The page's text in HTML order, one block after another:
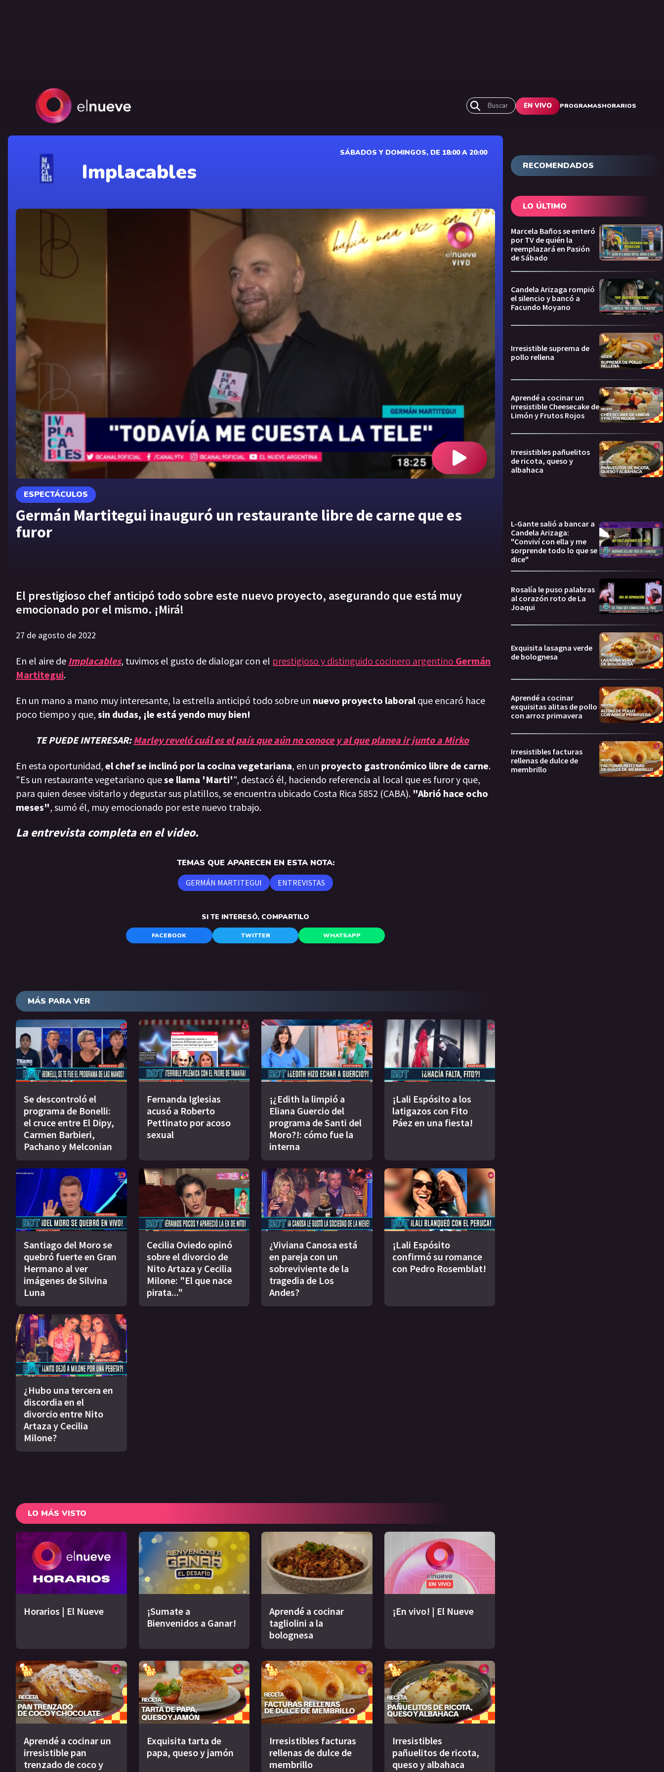
Buscar EN VIVO PROGRAMASHORARIOS
Implacables
SÁBADOS Y DOMINGOS, DE 18:00 A 20:00
ESPECTÁCULOS
Germán Martitegui inauguró un restaurante libre de carne que es
furor
El prestigioso chef anticipó todo sobre este nuevo proyecto, asegurando que está muy
emocionado por el mismo. ¡Mirá!
27 de agosto de 2022
En el aire de Implacables, tuvimos el gusto de dialogar con el prestigioso y distinguido cocinero argentino Germán
Martitegui.
En un mano a mano muy interesante, la estrella anticipó todo sobre un nuevo proyecto laboralque encaró hace
poco tiempo y que, sin dudas, ¡le está yendo muy bien!
TE PUEDE INTERESAR:Marley reveló cuál es el país que aún no conoce y al que planea ir junto a Mirko
En esta oportunidad, el chef se inclinó por la cocina vegetariana, en un proyecto gastronómico libre de carne.
"Es un restaurante vegetariano quese llama 'Marti'", destacó él, haciendo referencia al local que es furor y que,
para quien desee visitarlo y degustar sus platillos, se encuentra ubicado Costa Rica 5852 (CABA). "Abrió hace ocho
meses", sumó él, muy emocionado por este nuevo trabajo.
La entrevista completa en el video.
TEMAS QUE APARECEN EN ESTA NOTA:
GERMÁN MARTITEGUI ENTREVISTAS
SI TE INTERESÓ, COMPARTILO
FACEBOOK TWITTER WHATSAPP
MÁS PARA VER
Se descontroló el
programa de Bonelli:
el cruce entre El Dipy,
Carmen Barbieri,
Pachano y Melconian
Fernanda Iglesias
acusó a Roberto
Pettinato por acoso
sexual
¡¿Edith la limpió a
Eliana Guercio del
programa de Santi del
Moro?!: cómo fue la
interna
¡Lali Espósito a los
latigazos con Fito
Páez en una fiesta!
Santiago del Moro se
quebró fuerte en Gran
Hermano al ver
imágenes de Silvina
Luna
Cecilia Oviedo opinó
sobre el divorcio de
Nito Artaza y Cecilia
Milone: "El que nace
pirata..."
¿Viviana Canosa está
en pareja con un
sobreviviente de la
tragedia de Los
Andes?
¡Lali Espósito
confirmó su romance
con Pedro Rosemblat!
¿Hubo una tercera en
discordia en el
divorcio entre Nito
Artaza y Cecilia
Milone?
LO MÁS VISTO
Horarios | El Nueve
¡Sumate a
Bienvenidos a Ganar!
Aprendé a cocinar
tagliolini a la
bolognesa
¡En vivo! | El Nueve
Aprendé a cocinar un
irresistible pan
trenzado de coco y
Exquisita tarta de
papa, queso y jamón
Irresistibles facturas
rellenas de dulce de
membrillo
Irresistibles
pañuelitos de ricota,
queso y albahaca
RECOMENDADOS
LO ÚLTIMO
Marcela Baños se enteró
por TV de quién la
reemplazará en Pasión
de Sábado
Candela Arizaga rompió
el silencio y bancó a
Facundo Moyano
Irresistible suprema de
pollo rellena
Aprendé a cocinar un
irresistible Cheesecake de
Limón y Frutos Rojos
Irresistibles pañuelitos
de ricota, queso y
albahaca
L-Gante salió a bancar a
Candela Arizaga:
"Conviví con ella y me
sorprende todo lo que se
dice"
Rosalía le puso palabras
al corazón roto de La
Joaqui
Exquisita lasagna verde
de bolognesa
Aprendé a cocinar
exquisitas alitas de pollo
con arroz primavera
Irresistibles facturas
rellenas de dulce de
membrillo